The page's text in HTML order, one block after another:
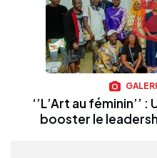
‘’L’Art au féminin’’
booster le